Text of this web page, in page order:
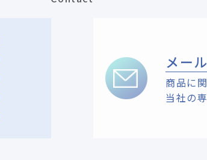
メー
商品に
当社の